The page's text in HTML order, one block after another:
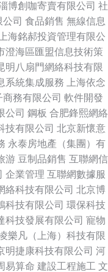
博創咖寄賣有限公司 社
司 食品銷售 無線信息
上海銘郝投資管理有限公
澄海區匯盟信息技術策
明八扇門網絡科技有限
系統集成服務
上海依念
務有限公司 軟件開發
公司 鋼板 合肥鋒熙網絡
技有限公司 北京新懷意
永泰房地產（集團）有
游 豆制品銷售 互聯網信
企業管理 互聯網數據服
絡科技有限公司 北京博
科技有限公司 環保科技
科技發展有限公司 寵物
樂凡（上海）科技有限
明捷康科技有限公司 河
易算命 建設工程施工 文